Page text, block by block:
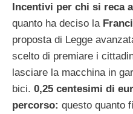
Incentivi per chi si reca
quanto ha deciso la
proposta di Legge
scelto di premiare i
lasciare la macchina in
bici. 0,25 centesimi di
percorso: questo quanto